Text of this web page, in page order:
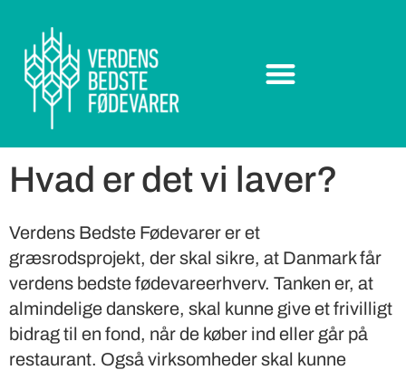
Hvad er det vi laver?
Verdens Bedste Fødevarer er et
græsrodsprojekt, der skal sikre, at Danmark får
verdens bedste fødevareerhverv. Tanken er, at
almindelige danskere, skal kunne give et frivilligt
bidrag til en fond, når de køber ind eller går på
restaurant. Også virksomheder skal kunne